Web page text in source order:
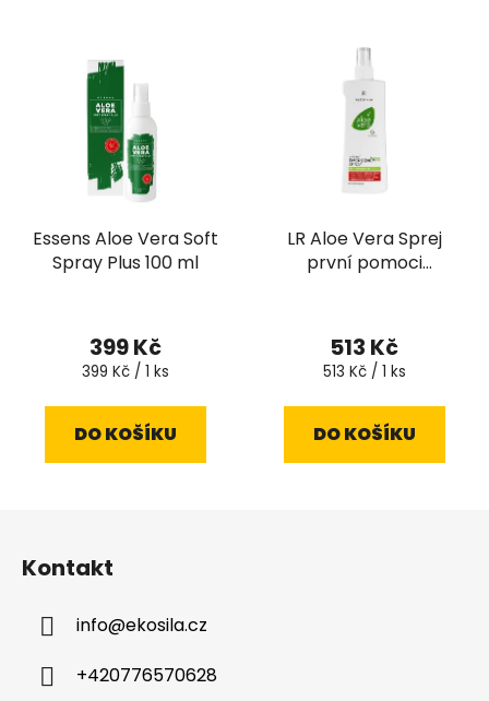
Essens Aloe Vera Soft
Spray Plus 100 ml
399 Kč
Měrná
399 Kč / 1 ks
DO KOŠÍKU
LR Aloe Vera Sprej
první pomoci
hodnocení
produktu
4,9
513 Kč
Měrná
513 Kč / 1 ks
DO KOŠÍKU
Kontakt
info@ekosila.cz
+420776570628